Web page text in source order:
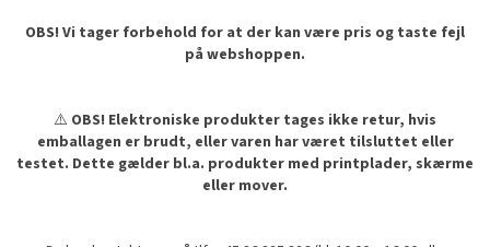
OBS! Vi tager forbehold for at der kan være pris og taste fejl
på webshoppen.
⚠️ OBS! Elektroniske produkter tages ikke retur, hvis
emballagen er brudt, eller varen har været tilsluttet eller
testet. Dette gælder bl.a. produkter med printplader, skærme
eller mover.